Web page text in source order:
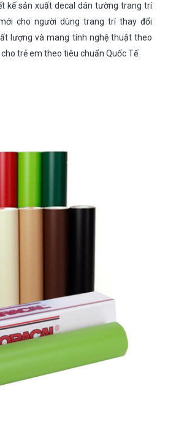
kế sản xuất decal dán tường trang trí
cho người dùng trang trí thay đổi
lượng và mang tính nghệ thuật theo
trẻ em theo tiêu chuẩn Quốc Tế.